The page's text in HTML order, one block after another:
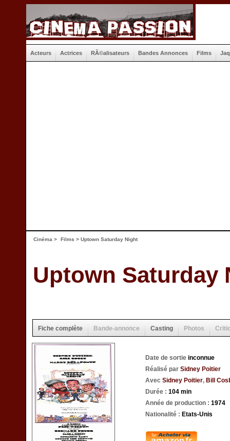
Acteurs Actrices RÃ©alisateurs Bandes Annonces Films
Cinéma > Films > Uptown Saturday Night
Uptown Saturday
Fiche complète Bande-annonce Casting Photos
Date de sortie inconnue
Réalisé par Sidney Poitier
Avec Sidney Poitier, Bill
Durée : 104 min
Année de production : 1974
Nationalité : Etats-Unis